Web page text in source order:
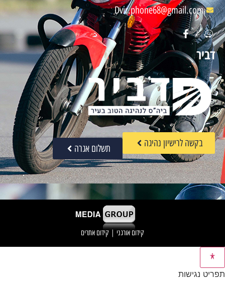
Dvir.phone68@gmail.com
דביר
בקשה לרישיון נהיגה תשלום אגרה
קידום אורגני | קידום אתרים
תפריט נגישות